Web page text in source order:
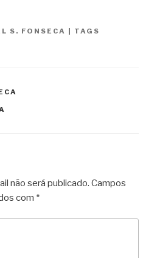
S. FONSECA
TAGS
não será publicado. Campos
com *